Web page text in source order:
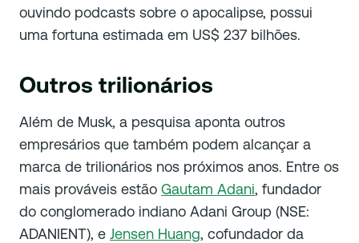
ouvindo podcasts sobre o apocalipse, possui
uma fortuna estimada em US$ 237 bilhões.
Outros trilionários
Além de Musk, a pesquisa aponta outros
empresários que também podem alcançar a
marca de trilionários nos próximos anos. Entre os
mais prováveis estão Gautam Adani, fundador
do conglomerado indiano Adani Group (NSE:
ADANIENT), e Jensen Huang, cofundador da